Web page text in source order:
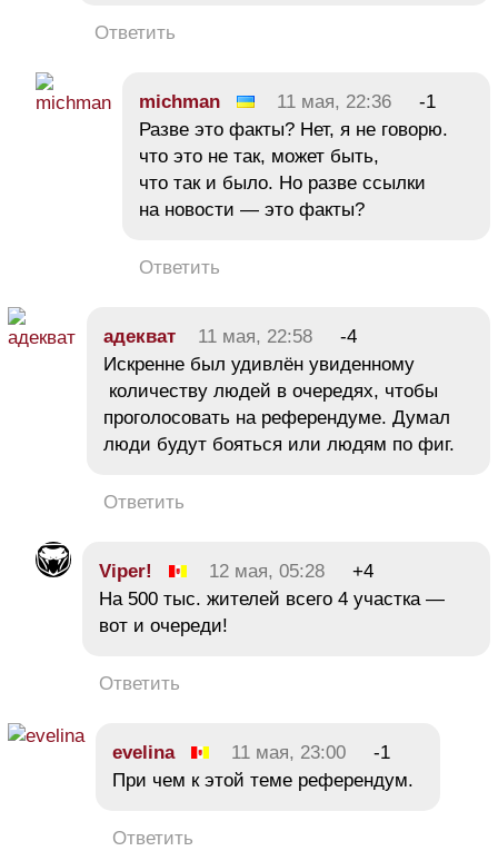
Ответить
michman 11 мая, 22:36
-1
Разве это факты? Нет, я не говорю.
что это не так, может быть,
что так и было. Но разве ссылки
на новости — это факты?
Ответить
адекват 11 мая, 22:58
-4
Искренне был удивлён увиденному
количеству людей в очередях, чтобы
проголосовать на референдуме. Думал
люди будут бояться или людям по фиг.
Ответить
Viper! 12 мая, 05:28
+4
На 500 тыс. жителей всего 4 участка —
вот и очереди!
Ответить
evelina 11 мая, 23:00
-1
При чем к этой теме референдум.
Ответить